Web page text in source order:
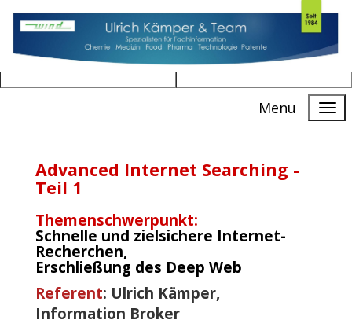
Menu
Advanced Internet Searching -
Teil 1
Themenschwerpunkt:
Schnelle und zielsichere Internet-
Recherchen,
Erschließung des Deep Web
Referent: Ulrich Kämper,
Information Broker